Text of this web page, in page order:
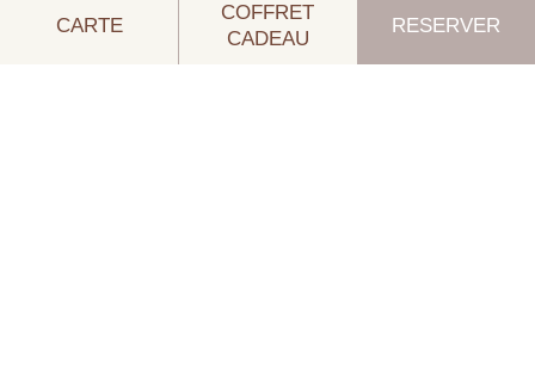
CARTE
COFFRET
CADEAU
RESERVER